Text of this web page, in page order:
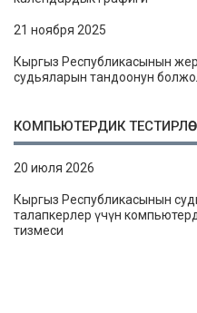
21 ноября 2025
Кыргыз Республикасынын
судьяларын тандоонун
КОМПЬЮТЕРДИК ТЕСТИРЛӨӨ
20 июля 2026
Кыргыз Республикасынын
талапкерлер үчүн
тизмеси